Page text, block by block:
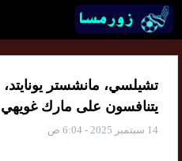
تشيلسي، مانشستر يونايتد،
يتنافسون على مارك غويهي
14 سبتمبر 2025 - 6:04 ص